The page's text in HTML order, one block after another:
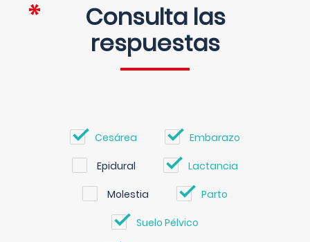
Consulta las
respuestas
Cesárea Embarazo
Epidural Lactancia
Molestia Parto
Suelo Pélvico